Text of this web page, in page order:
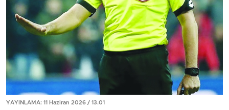
YAYINLAMA: 11 Haziran 2026 / 13.01